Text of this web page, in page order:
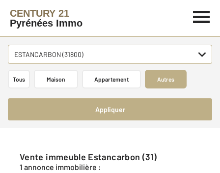
CENTURY 21
Pyrénées Immo
ESTANCARBON (31800)
Tous Maison Appartement Autres
Appliquer
Vente immeuble Estancarbon (31)
1 annonce immobilière :